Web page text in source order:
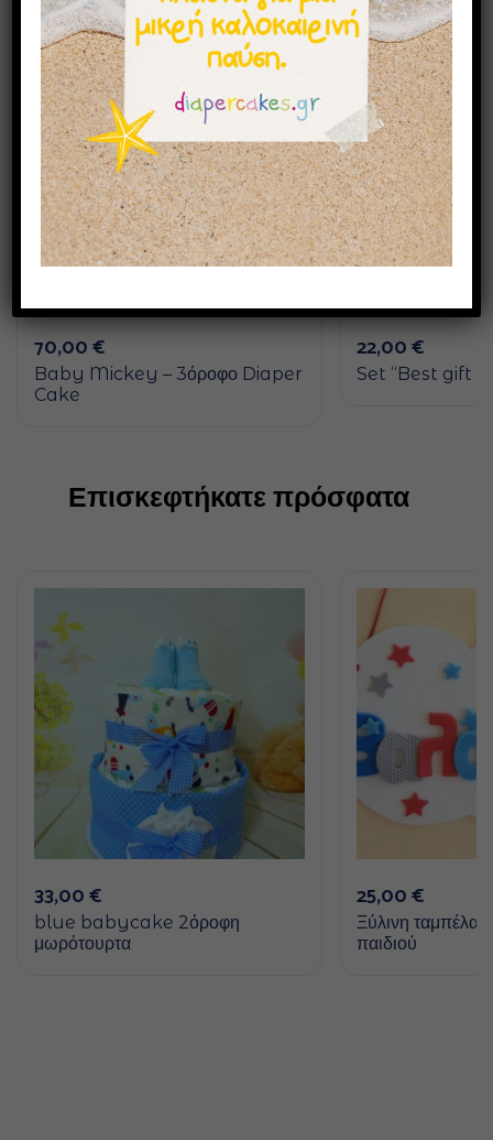
70,00€
Baby Mickey – 3όροφο Diaper
Cake
22,00€
Set “Best gift
Επισκεφτήκατε πρόσφατα
33,00€
blue babycake 2όροφη
μωρότουρτα
25,00€
Ξύλινη ταμπέλα
παιδιού